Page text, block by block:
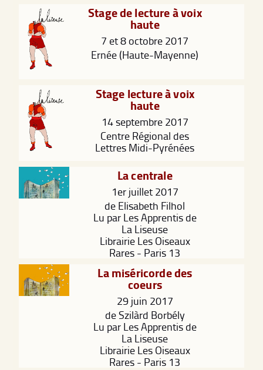
Stage de lecture à voix
haute
7 et 8 octobre 2017
Ernée (Haute-Mayenne)
Stage lecture à voix
haute
14 septembre 2017
Centre Régional des
Lettres Midi-Pyrénées
La centrale
1er juillet 2017
de Elisabeth Filhol
Lu par Les Apprentis de
La Liseuse
Librairie Les Oiseaux
Rares - Paris 13
La miséricorde des
coeurs
29 juin 2017
de Szilàrd Borbély
Lu par Les Apprentis de
La Liseuse
Librairie Les Oiseaux
Rares - Paris 13